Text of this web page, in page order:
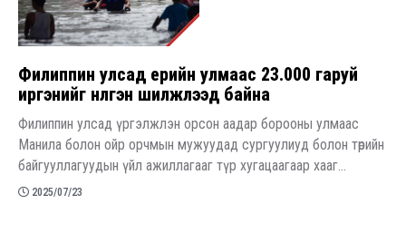
Филиппин улсад үерийн улмаас 23.000 гаруй
иргэнийг нүүлгэн шилжүүлээд байна
Филиппин улсад үргэлжлэн орсон аадар борооны улмаас
Манила болон ойр орчмын мужуудад сургуулиуд болон төрийн
байгууллагуудын үйл ажиллагааг түр хугацаагаар хааг...
2025/07/23